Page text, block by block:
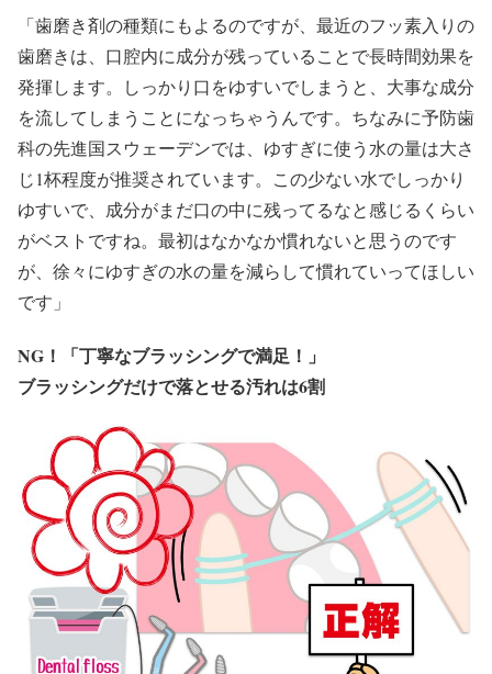
「歯磨き剤の種類にもよるのですが、最近のフッ素入りの
歯磨きは、口腔内に成分が残っていることで長時間効果を
発揮します。しっかり口をゆすいでしまうと、大事な成分
を流してしまうことになっちゃうんです。ちなみに予防歯
科の先進国スウェーデンでは、ゆすぎに使う水の量は大さ
じ1杯程度が推奨されています。この少ない水でしっかり
ゆすいで、成分がまだ口の中に残ってるなと感じるくらい
がベストですね。最初はなかなか慣れないと思うのです
が、徐々にゆすぎの水の量を減らして慣れていってほしい
です」
NG！
「丁寧なブラッシングで満足！」
ブラッシングだけで落とせる汚れは6割